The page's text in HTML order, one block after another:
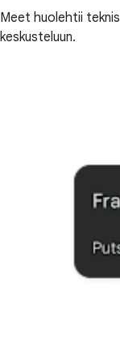
Meet huolehtii
keskusteluun.